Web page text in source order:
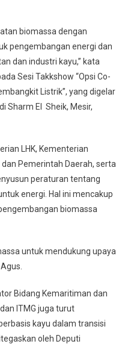
biomassa dengan
pengembangan energi dan
dan industri kayu,” kata
Sesi Takkshow “Opsi Co-
Listrik”, yang digelar
Sharm El Sheik, Mesir,
LHK, Kementerian
Pemerintah Daerah, serta
peraturan tentang
energi. Hal ini mencakup
biomassa
untuk mendukung upaya
Bidang Kemaritiman dan
ITMG juga turut
kayu dalam transisi
oleh Deputi